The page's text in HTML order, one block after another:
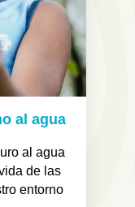
al agua
al agua
de las
entorno